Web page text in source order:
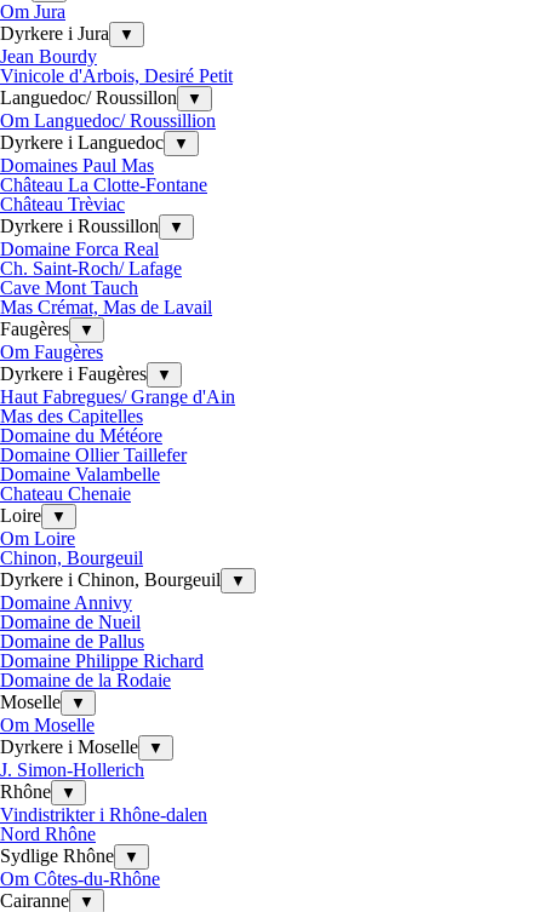
Om Jura
Dyrkere i Jura
▼
Jean Bourdy
Vinicole d'Arbois, Desiré Petit
Languedoc/ Roussillon
▼
Om Languedoc/ Roussillion
Dyrkere i Languedoc
▼
Domaines Paul Mas
Château La Clotte-Fontane
Château Trèviac
Dyrkere i Roussillon
▼
Domaine Forca Real
Ch. Saint-Roch/ Lafage
Cave Mont Tauch
Mas Crémat, Mas de Lavail
Faugères
▼
Om Faugères
Dyrkere i Faugères
▼
Haut Fabregues/ Grange d'Ain
Mas des Capitelles
Domaine du Météore
Domaine Ollier Taillefer
Domaine Valambelle
Chateau Chenaie
Loire
▼
Om Loire
Chinon, Bourgeuil
Dyrkere i Chinon, Bourgeuil
▼
Domaine Annivy
Domaine de Nueil
Domaine de Pallus
Domaine Philippe Richard
Domaine de la Rodaie
Moselle
▼
Om Moselle
Dyrkere i Moselle
▼
J. Simon-Hollerich
Rhône
▼
Vindistrikter i Rhône-dalen
Nord Rhône
Sydlige Rhône
▼
Om Côtes-du-Rhône
Cairanne
▼